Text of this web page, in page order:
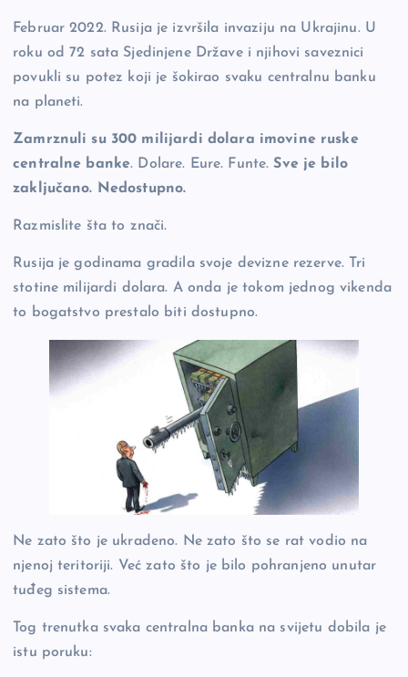
Februar 2022. Rusija je izvršila invaziju na Ukrajinu. U
roku od 72 sata Sjedinjene Države i njihovi saveznici
povukli su potez koji je šokirao svaku centralnu banku
na planeti.
Zamrznuli su 300 milijardi dolara imovine ruske
centralne banke. Dolare. Eure. Funte.Sve je bilo
zaključano. Nedostupno.
Razmislite šta to znači.
Rusija je godinama gradila svoje devizne rezerve. Tri
stotine milijardi dolara. A onda je tokom jednog vikenda
to bogatstvo prestalo biti dostupno.
Ne zato što je ukradeno. Ne zato što se rat vodio na
njenoj teritoriji. Već zato što je bilo pohranjeno unutar
tuđeg sistema.
Tog trenutka svaka centralna banka na svijetu dobila je
istu poruku: